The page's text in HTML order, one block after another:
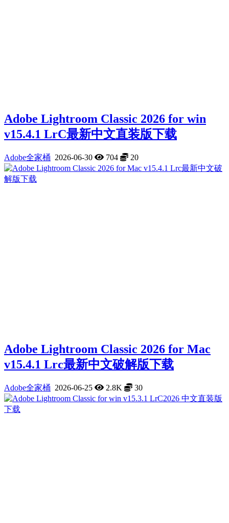
Adobe Lightroom Classic 2026 for win
v15.4.1 LrC最新中文直装版下载
Adobe全家桶 2026-06-30 704 20
Adobe Lightroom Classic 2026 for Mac
v15.4.1 Lrc最新中文破解版下载
Adobe全家桶 2026-06-25 2.8K 30